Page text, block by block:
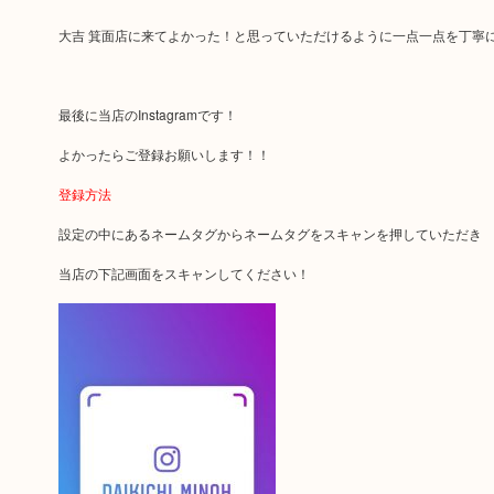
大吉 箕面店に来てよかった！と思っていただけるように一点一点を丁寧
最後に当店のInstagramです！
よかったらご登録お願いします！！
登録方法
設定の中にあるネームタグからネームタグをスキャンを押していただき
当店の下記画面をスキャンしてください！